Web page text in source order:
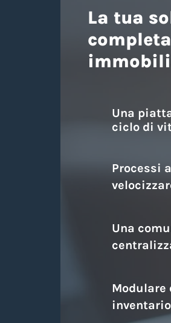
Una
ciclo di
Processi
Una
Modulare
La tua